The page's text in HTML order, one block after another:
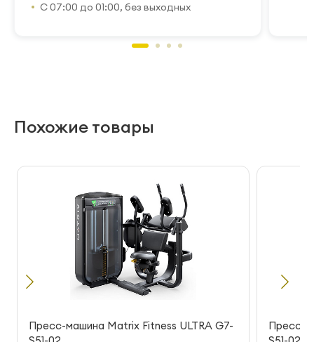
С 07:00 до 01:00, без выходных
Похожие товары
Пресс-машина Matrix Fitness ULTRA G7-
Пресс-